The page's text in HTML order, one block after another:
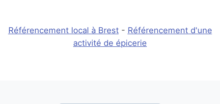
Référencement local à Brest- Référencement d'une
activité de épicerie